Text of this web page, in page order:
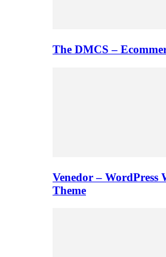
The DMCS –
Venedor – WordPress
Theme